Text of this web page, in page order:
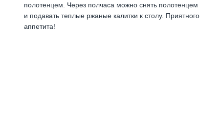
полотенцем. Через полчаса можно снять полотенцем
и подавать теплые ржаные калитки к столу. Приятного
аппетита!